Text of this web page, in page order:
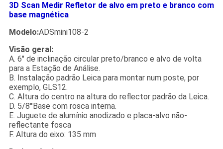
3D Scan Medir Refletor de alvo em preto e branco com
base magnética
Modelo:ADSmini108-2
Visão geral:
A. 6" de inclinação circular preto/branco e alvo de volta
para a Estação de Análise.
B. Instalação padrão Leica para montar num poste, por
exemplo, GLS12.
C. Altura do centro na altura do reflector padrão da Leica.
D. 5/8" Base com rosca interna.
E. Juguete de alumínio anodizado e placa-alvo não-
reflectante fosca
F. Altura do eixo: 135 mm